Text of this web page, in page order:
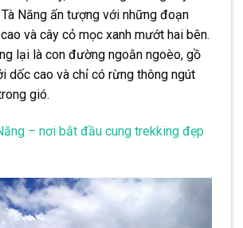
Năng ấn tượng với những đoạn
và cây cỏ mọc xanh mướt hai bên.
lại là con đường ngoằn ngoèo, gồ
dốc cao và chỉ có rừng thông ngút
gió.
– nơi bắt đầu cung trekking đẹp